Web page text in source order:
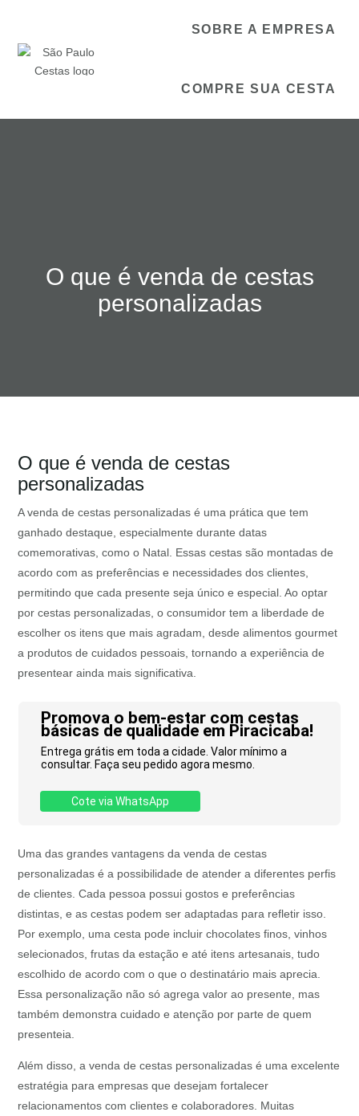
SOBRE A EMPRESA
COMPRE SUA CESTA
O que é venda de cestas
personalizadas
O que é venda de cestas
personalizadas
A venda de cestas personalizadas é uma prática que tem
ganhado destaque, especialmente durante datas
comemorativas, como o Natal. Essas cestas são montadas de
acordo com as preferências e necessidades dos clientes,
permitindo que cada presente seja único e especial. Ao optar
por cestas personalizadas, o consumidor tem a liberdade de
escolher os itens que mais agradam, desde alimentos gourmet
a produtos de cuidados pessoais, tornando a experiência de
presentear ainda mais significativa.
Promova o bem-estar com cestas
básicas de qualidade em Piracicaba!
Entrega grátis em toda a cidade. Valor mínimo a
consultar. Faça seu pedido agora mesmo.
Cote via WhatsApp
Uma das grandes vantagens da venda de cestas
personalizadas é a possibilidade de atender a diferentes perfis
de clientes. Cada pessoa possui gostos e preferências
distintas, e as cestas podem ser adaptadas para refletir isso.
Por exemplo, uma cesta pode incluir chocolates finos, vinhos
selecionados, frutas da estação e até itens artesanais, tudo
escolhido de acordo com o que o destinatário mais aprecia.
Essa personalização não só agrega valor ao presente, mas
também demonstra cuidado e atenção por parte de quem
presenteia.
Além disso, a venda de cestas personalizadas é uma excelente
estratégia para empresas que desejam fortalecer
relacionamentos com clientes e colaboradores. Muitas